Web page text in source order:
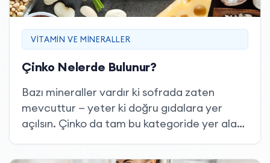
VITAMIN VE MINERALLER
Çinko Nelerde Bulunur?
Bazı mineraller vardır ki sofrada zaten
mevcuttur — yeter ki doğru gıdalara yer
açılsın. Çinko da tam bu kategoride yer alan,